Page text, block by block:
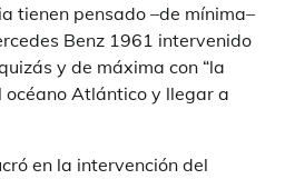
tienen pensado –de mínima–
Benz 1961 intervenido
y de máxima con “la
océano Atlántico y llegar a
en la intervención del